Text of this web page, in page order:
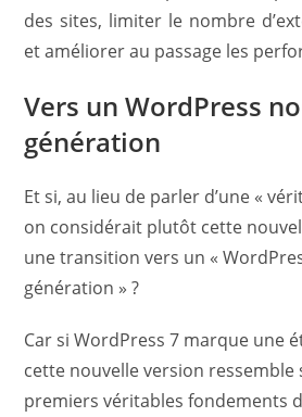
des sites, limiter le nombre
et améliorer au passage les
Vers un WordPress
génération
Et si, au lieu de parler d’une «
on considérait plutôt cette
une transition vers un «
génération » ?
Car si WordPress 7 marque une
cette nouvelle version
premiers véritables fondements